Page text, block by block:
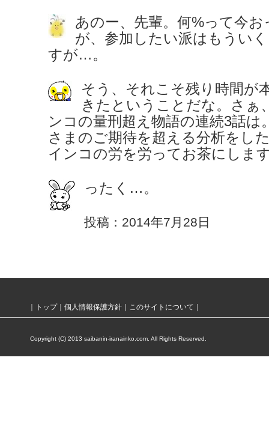
あのー、先輩。何%って今
が、参加したい派はもうい
すが…。
そう、それこそ残り時間が
きたということだな。さぁ
ンコの量刑超え物語の連続3話は
さまのご期待を超える分析をし
インコの労を労ってお茶にしま
ったく…。
投稿：2014年7月28日
トップ｜ 個人情報保護方針 このサイトについて
Copyright (C) 2013 saibanin-iranainko.com. All Rights Reserved.